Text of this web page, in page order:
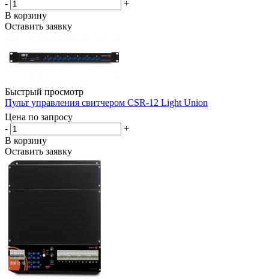
-
+
В корзину
Оставить заявку
Быстрый просмотр
Пульт управления свитчером CSR-12 Light Union
Цена по запросу
-
+
В корзину
Оставить заявку